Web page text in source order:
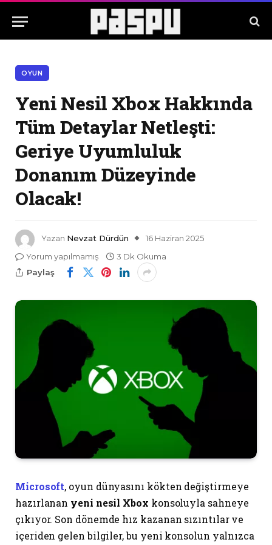
OYUN
Yeni Nesil Xbox Hakkında
Tüm Detaylar Netleşti:
Geriye Uyumluluk
Donanım Düzeyinde
Olacak!
Yazan Nevzat Dürdün
16 Haziran 2025
Yorum yapılmamış
3 Dk Okuma
Paylaş
Microsoft, oyun dünyasını kökten değiştirmeye
hazırlanan yeni nesil Xbox konsoluyla sahneye
çıkıyor. Son dönemde hız kazanan sızıntılar ve
içeriden gelen bilgiler, bu yeni konsolun yalnızca